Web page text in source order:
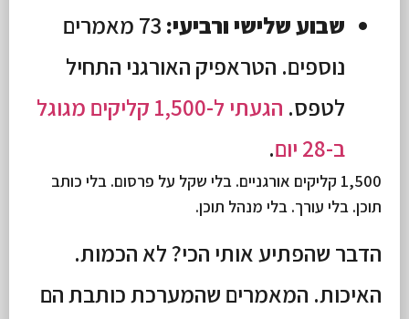
שבוע שלישי ורביעי:
73 מאמרים
נוספים. הטראפיק האורגני התחיל
לטפס.
הגעתי ל-1,500 קליקים מגוגל
ב-28 יום
.
1,500 קליקים אורגניים. בלי שקל על פרסום. בלי כותב
תוכן. בלי עורך. בלי מנהל תוכן.
הדבר שהפתיע אותי הכי? לא הכמות.
האיכות. המאמרים שהמערכת כותבת הם